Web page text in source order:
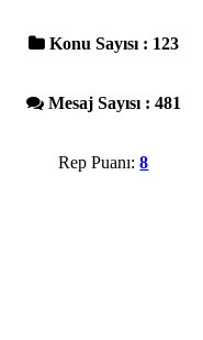
Konu Sayısı : 123
Mesaj Sayısı : 481
Rep Puanı:8